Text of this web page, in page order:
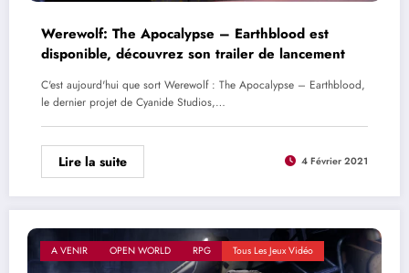
Werewolf: The Apocalypse – Earthblood est
disponible, découvrez son trailer de lancement
C'est aujourd'hui que sort Werewolf : The Apocalypse – Earthblood,
le dernier projet de Cyanide Studios,…
Lire la suite 4 Février 2021
A VENIR OPEN WORLD RPG Tous Les Jeux Vidéo